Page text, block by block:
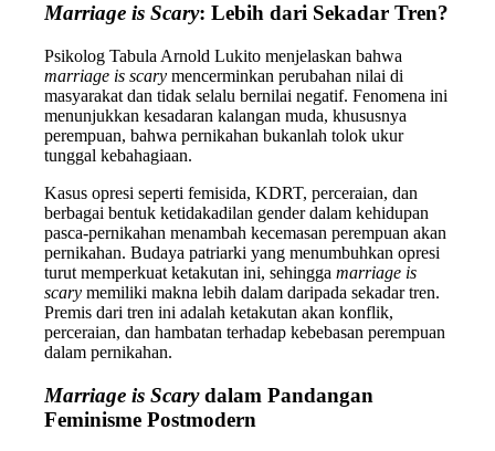
Marriage is Scary: Lebih dari Sekadar Tren?
Psikolog Tabula Arnold Lukito menjelaskan bahwa
marriage is scary mencerminkan perubahan nilai di
masyarakat dan tidak selalu bernilai negatif. Fenomena ini
menunjukkan kesadaran kalangan muda, khususnya
perempuan, bahwa pernikahan bukanlah tolok ukur
tunggal kebahagiaan.
Kasus opresi seperti femisida, KDRT, perceraian, dan
berbagai bentuk ketidakadilan gender dalam kehidupan
pasca-pernikahan menambah kecemasan perempuan akan
pernikahan. Budaya patriarki yang menumbuhkan opresi
turut memperkuat ketakutan ini, sehinggamarriage is
scary memiliki makna lebih dalam daripada sekadar tren.
Premis dari tren ini adalah ketakutan akan konflik,
perceraian, dan hambatan terhadap kebebasan perempuan
dalam pernikahan.
Marriage is Scarydalam Pandangan
Feminisme Postmodern